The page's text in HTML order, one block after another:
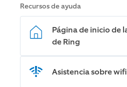
Recursos de ayuda
Página de inicio de
de Ring
Asistencia sobre wifi